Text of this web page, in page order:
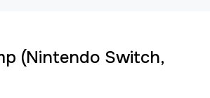
(Nintendo Switch,